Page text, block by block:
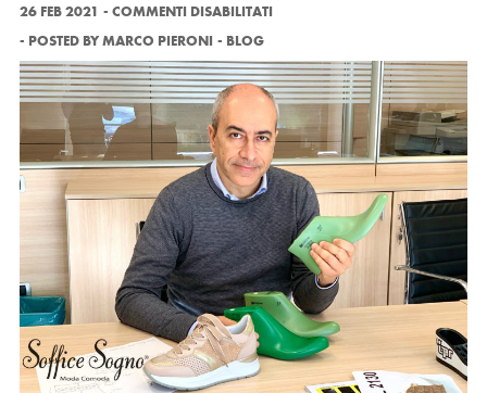
26 FEB 2021 COMMENTI DISABILITATISU
SABATO
27
FEBBRAIO
POSTED BYMARCO PIERONI BLOG